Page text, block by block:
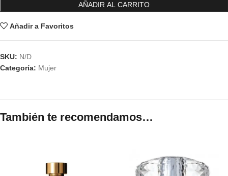
AÑADIR AL CARRITO
Añadir a Favoritos
SKU: N/D
Categoría: Mujer
También te recomendamos…